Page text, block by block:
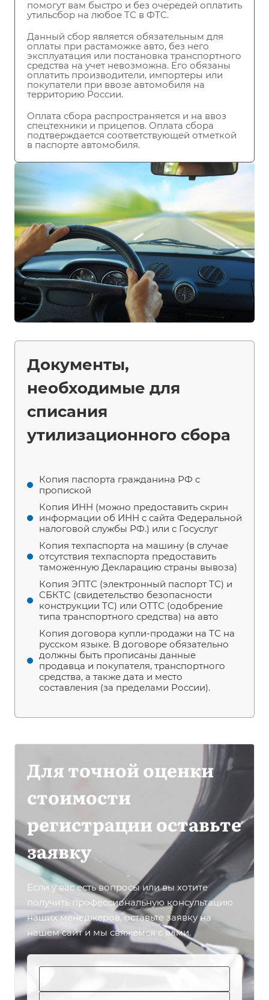
помогут вам быстро и без очередей оплатить
утильсбор на любое ТС в ФТС.
Данный сбор является обязательным для
оплаты при растаможке авто, без него
эксплуатация или постановка транспортного
средства на учет невозможна. Его обязаны
оплатить производители, импортеры или
покупатели при ввозе автомобиля на
территорию России.
Оплата сбора распространяется и на ввоз
спецтехники и прицепов. Оплата сбора
подтверждается соответствующей отметкой
в паспорте автомобиля.
Документы,
необходимые для
списания
утилизационного сбора
Копия паспорта гражданина РФ с
пропиской
Копия ИНН (можно предоставить скрин
информации об ИНН с сайта Федеральной
налоговой службы РФ.) или с Госуслуг
Копия техпаспорта на машину (в случае
отсутствия техпаспорта предоставить
таможенную Декларацию страны вывоза)
Копия ЭПТС (электронный паспорт ТС) и
СБКТС (свидетельство безопасности
конструкции ТС) или ОТТС (одобрение
типа транспортного средства) на авто
Копия договора купли-продажи на ТС на
русском языке. В договоре обязательно
должны быть прописаны данные
продавца и покупателя, транспортного
средства, а также дата и место
составления (за пределами России).
Для точной оценки
стоимости
регистрации оставьте
заявку
Если у вас есть вопросы или вы хотите
получить профессиональную консультацию
наших менеджеров, оставьте заявку на
нашем сайт и мы свяжемся с вами.